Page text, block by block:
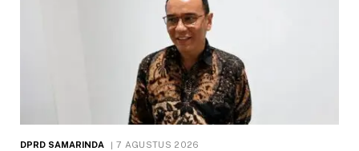
DPRD SAMARINDA 7 AGUSTUS 2026